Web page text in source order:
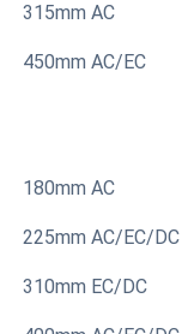
315mm AC
450mm AC/EC
180mm AC
310mm EC/DC